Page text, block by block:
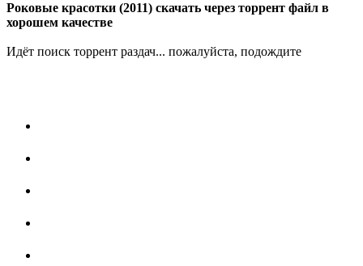
Роковые красотки (2011) скачать через торрент файл в
хорошем качестве
Идёт поиск торрент раздач... пожалуйста, подождите